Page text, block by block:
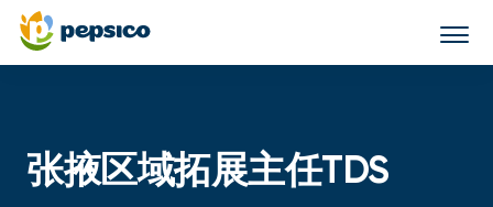
张掖区域拓展主任TDS